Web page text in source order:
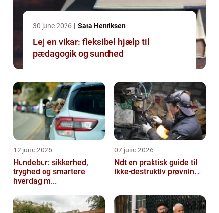
30 june 2026 Sara Henriksen
Lej en vikar: fleksibel hjælp til
pædagogik og sundhed
12 june 2026
Hundebur: sikkerhed,
tryghed og smartere
hverdag m...
07 june 2026
Ndt en praktisk guide til
ikke-destruktiv prøvnin...